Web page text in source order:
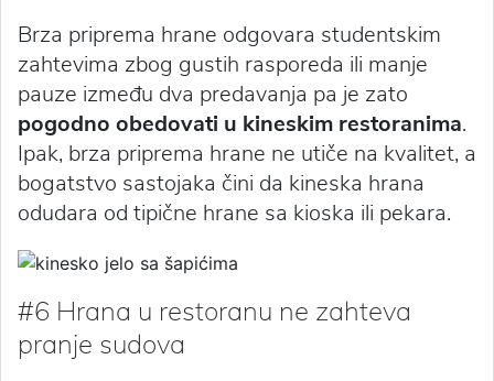
Brza priprema hrane odgovara studentskim
zahtevima zbog gustih rasporeda ili manje
pauze između dva predavanja pa je zato
pogodno obedovati u kineskim restoranima.
Ipak, brza priprema hrane ne utiče na kvalitet, a
bogatstvo sastojaka čini da kineska hrana
odudara od tipične hrane sa kioska ili pekara.
#6 Hrana u restoranu ne zahteva
pranje sudova